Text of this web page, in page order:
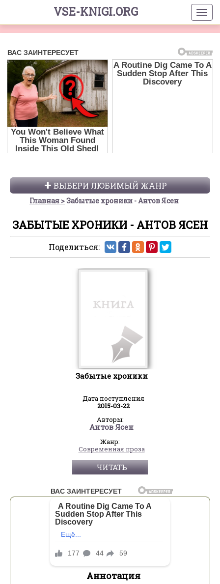
VSE-KNIGI.ORG
ВЫБЕРИ ЛЮБИМЫЙ ЖАНР
Главная Забытые хроники - Антов Ясен
ЗАБЫТЫЕ ХРОНИКИ - АНТОВ ЯСЕН
Поделиться:
Забытые хроники
Дата поступления
2015-03-22
Авторы:
Антов Ясен
Жанр:
Современная проза
ЧИТАТЬ
Аннотация